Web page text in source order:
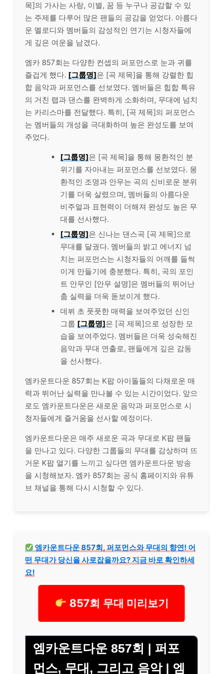
목]의 가사는 사랑, 이별, 꿈 등 누구나 공감할 수 있
는 주제를 다루어 많은 팬들의 공감을 얻었다. 아름다
운 멜로디와 멤버들의 감성적인 연기는 시청자들에
게 깊은 여운을 남겼다.
엠카 857회는 다양한 컨셉의 퍼포먼스로 눈과 귀를
즐겁게 했다. [그룹명]은 [곡 제목]을 통해 강렬한 힙
합 음악과 퍼포먼스를 선보였다. 멤버들은 힙합 특유
의 거친 랩과 댄스를 완벽하게 소화하며, 무대에 넘치
는 카리스마를 전달했다. 특히, [곡 제목]의 퍼포먼스
는 멤버들의 개성을 극대화하며 높은 완성도를 보여
주었다.
[그룹명]은 [곡 제목]을 통해 몽환적인 분
위기를 자아내는 퍼포먼스를 선보였다. 몽
환적인 조명과 안무는 곡의 신비로운 분위
기를 더욱 살렸으며, 멤버들의 아름다운
비주얼과 표현력이 더해져 완성도 높은 무
대를 선사했다.
[그룹명]은 신나는 댄스곡 [곡 제목]으로
무대를 달궜다. 멤버들의 밝고 에너지 넘
치는 퍼포먼스는 시청자들의 어깨를 들썩
이게 만들기에 충분했다. 특히, 곡의 포인
트 안무인 [안무 설명]은 멤버들의 뛰어난
춤 실력을 더욱 돋보이게 했다.
데뷔 초 풋풋한 매력을 보여주었던 신인
그룹 [그룹명]은 [곡 제목]으로 성장한 모
습을 보여주었다. 멤버들은 더욱 성숙해진
음악과 무대 연출로, 팬들에게 깊은 감동
을 선사했다.
엠카운트다운 857회는 K팝 아이돌들의 다채로운 매
력과 뛰어난 실력을 만나볼 수 있는 시간이었다. 앞으
로도 엠카운트다운은 새로운 음악과 퍼포먼스로 시
청자들에게 즐거움을 선사할 예정이다.
엠카운트다운은 매주 새로운 곡과 무대로 K팝 팬들
을 만나고 있다. 다양한 그룹들의 무대를 감상하며 뜨
거운 K팝 열기를 느끼고 싶다면 엠카운트다운 방송
을 시청해보자. 엠카 857회는 공식 홈페이지와 유튜
브 채널을 통해 다시 시청할 수 있다.
엠카운트다운 857회, 퍼포먼스와 무대의 향연! 어
떤 무대가 당신을 사로잡을까요? 지금 바로 확인하세
요!
857회 무대 미리보기
엠카운트다운 857회 | 퍼포
먼스, 무대, 그리고 음악 | 엠